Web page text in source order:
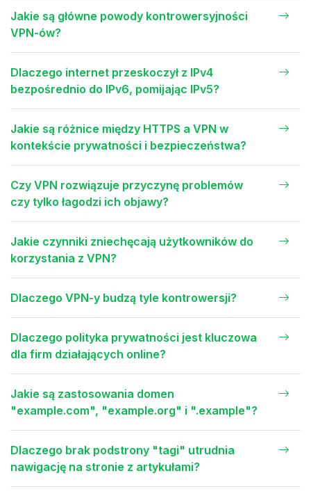
Jakie są główne powody kontrowersyjności
VPN-ów?
Dlaczego internet przeskoczył z IPv4
bezpośrednio do IPv6, pomijając IPv5?
Jakie są różnice między HTTPS a VPN w
kontekście prywatności i bezpieczeństwa?
Czy VPN rozwiązuje przyczynę problemów
czy tylko łagodzi ich objawy?
Jakie czynniki zniechęcają użytkowników do
korzystania z VPN?
Dlaczego VPN-y budzą tyle kontrowersji?
Dlaczego polityka prywatności jest kluczowa
dla firm działających online?
Jakie są zastosowania domen
"example.com", "example.org" i ".example"?
Dlaczego brak podstrony "tagi" utrudnia
nawigację na stronie z artykułami?